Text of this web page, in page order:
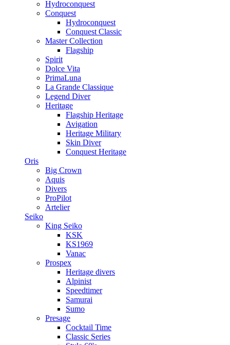
Hydroconquest
Conquest
Hydroconquest
Conquest Classic
Master Collection
Flagship
Spirit
Dolce Vita
PrimaLuna
La Grande Classique
Legend Diver
Heritage
Flagship Heritage
Avigation
Heritage Military
Skin Diver
Conquest Heritage
Oris
Big Crown
Aquis
Divers
ProPilot
Artelier
Seiko
King Seiko
KSK
KS1969
Vanac
Prospex
Heritage divers
Alpinist
Speedtimer
Samurai
Sumo
Presage
Cocktail Time
Classic Series